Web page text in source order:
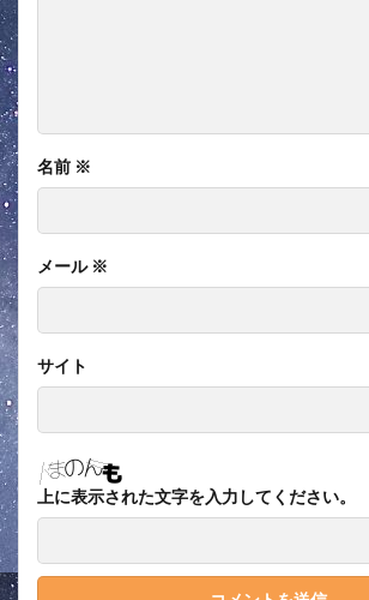
名前 ※
メール ※
サイト
上に表示された文字を入力してください。